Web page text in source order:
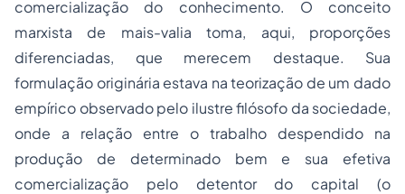
comercialização do conhecimento. O conceito
marxista de mais-valia toma, aqui, proporções
diferenciadas, que merecem destaque. Sua
formulação originária estava na teorização de um dado
empírico observado pelo ilustre filósofo da sociedade,
onde a relação entre o trabalho despendido na
produção de determinado bem e sua efetiva
comercialização pelo detentor do capital (o